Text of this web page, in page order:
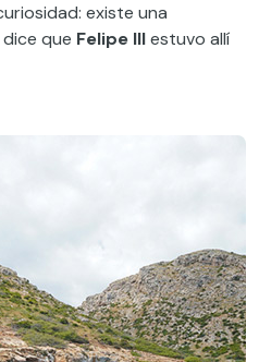
existe una
que Felipe IIIestuvo allí